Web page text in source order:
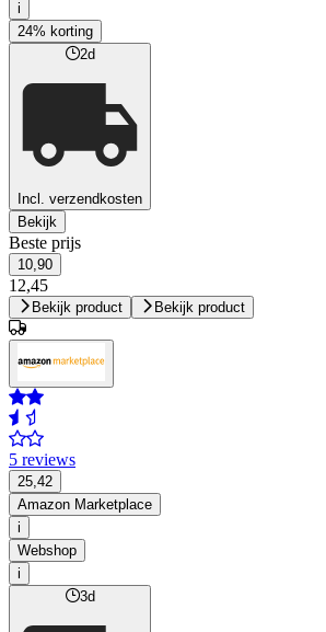
i
24% korting
2d
Incl. verzendkosten
Bekijk
Beste prijs
10,90
12,45
Bekijk product Bekijk product
5 reviews
25,42
Amazon Marketplace
i
Webshop
i
3d